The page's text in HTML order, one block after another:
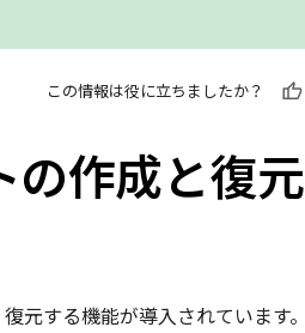
この情報は役に立ちましたか？
作成と復元
元する機能が導入されています。